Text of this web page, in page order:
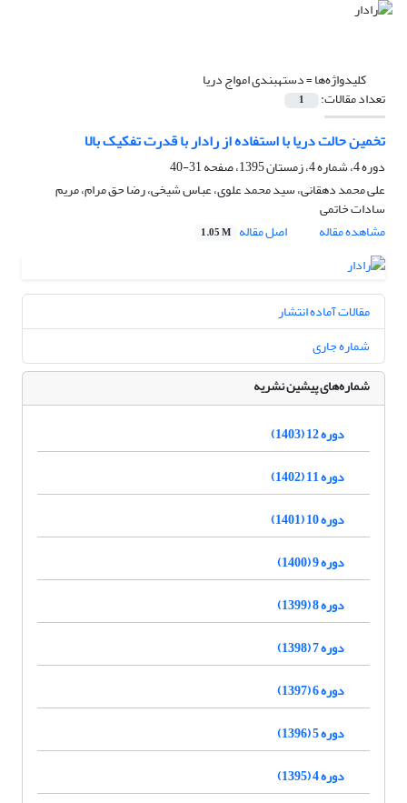
کلیدواژه‌ها =دستهبندی امواج دریا
تعداد مقالات: 1
تخمین حالت دریا با استفاده از رادار با قدرت تفکیک بالا
دوره 4، شماره 4، زمستان 1395، صفحه
31-40
علی محمد دهقانی، سید محمد علوی، عباس شیخی، رضا حق مرام، مریم
سادات خاتمی
مشاهده مقاله
اصل مقاله 1.05 M
مقالات آماده انتشار
شماره جاری
شماره‌های پیشین نشریه
دوره 12 (1403)
دوره 11 (1402)
دوره 10 (1401)
دوره 9 (1400)
دوره 8 (1399)
دوره 7 (1398)
دوره 6 (1397)
دوره 5 (1396)
دوره 4 (1395)